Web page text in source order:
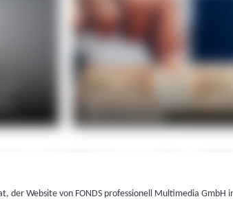
der Website von FONDS professionell Multimedia GmbH